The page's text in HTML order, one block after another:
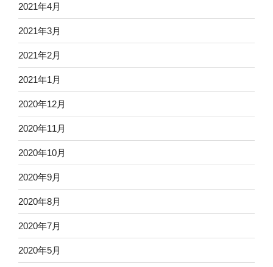
2021年4月
2021年3月
2021年2月
2021年1月
2020年12月
2020年11月
2020年10月
2020年9月
2020年8月
2020年7月
2020年5月